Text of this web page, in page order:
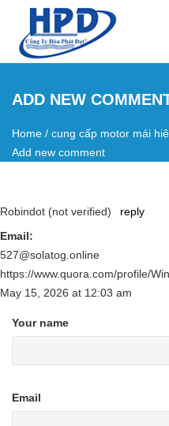
Skip to main content
ADD NEW
You are here
Home / cung cấp motor mái
Add new comment
Robindot (not verified)
reply
Email:
527@solatog.online
https://www.quora.com/profile/
May 15, 2026 at 12:03 am
Your name
Email